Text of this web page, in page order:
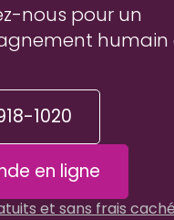
nous pour un
humain
1020
en ligne
et sans frais